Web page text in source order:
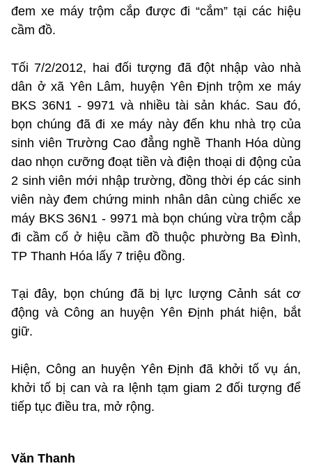
đem xe máy trộm cắp được đi “cắm” tại các hiệu
cầm đồ.
Tối 7/2/2012, hai đối tượng đã đột nhập vào nhà
dân ở xã Yên Lâm, huyện Yên Định trộm xe máy
BKS 36N1 - 9971 và nhiều tài sản khác. Sau đó,
bọn chúng đã đi xe máy này đến khu nhà trọ của
sinh viên Trường Cao đẳng nghề Thanh Hóa dùng
dao nhọn cưỡng đoạt tiền và điện thoại di động của
2 sinh viên mới nhập trường, đồng thời ép các sinh
viên này đem chứng minh nhân dân cùng chiếc xe
máy BKS 36N1 - 9971 mà bọn chúng vừa trộm cắp
đi cầm cố ở hiệu cầm đồ thuộc phường Ba Đình,
TP Thanh Hóa lấy 7 triệu đồng.
Tại đây, bọn chúng đã bị lực lượng Cảnh sát cơ
động và Công an huyện Yên Định phát hiện, bắt
giữ.
Hiện, Công an huyện Yên Định đã khởi tố vụ án,
khởi tố bị can và ra lệnh tạm giam 2 đối tượng để
tiếp tục điều tra, mở rộng.
Văn Thanh